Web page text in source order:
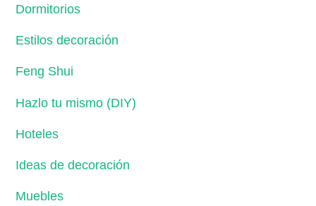
Dormitorios
Estilos decoración
Feng Shui
Hazlo tu mismo (DIY)
Hoteles
Ideas de decoración
Muebles